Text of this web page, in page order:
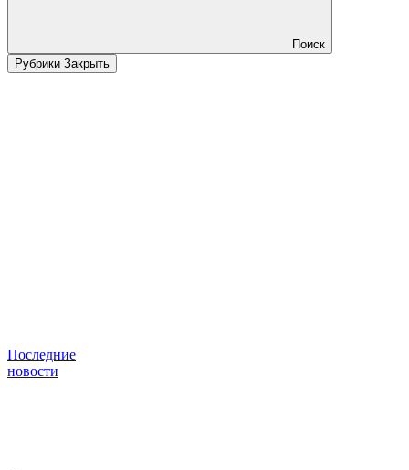
Поиск
Рубрики Закрыть
Последние
новости